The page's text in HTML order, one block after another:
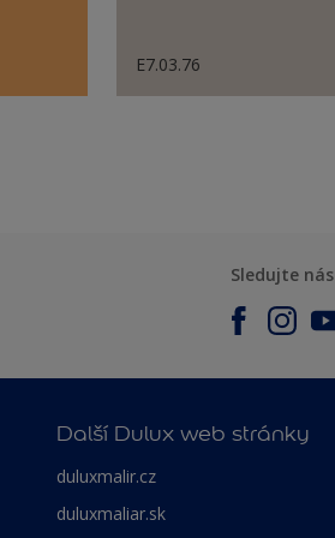
E7.03.76
Sledujte nás
Další Dulux web stránky
duluxmalir.cz
duluxmaliar.sk